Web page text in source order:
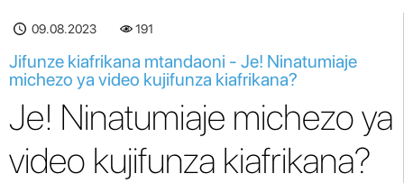
09.08.2023 191
Jifunze kiafrikana mtandaoni - Je! Ninatumiaje
michezo ya video kujifunza kiafrikana?
Je! Ninatumiaje michezo ya
video kujifunza kiafrikana?